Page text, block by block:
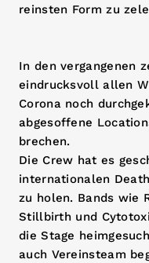
reinsten Form zu
In den vergangenen
eindrucksvoll allen
Corona noch
abgesoffene
brechen.
Die Crew hat es
internationalen
zu holen. Bands wie
Stillbirth und
die Stage
auch Vereinsteam